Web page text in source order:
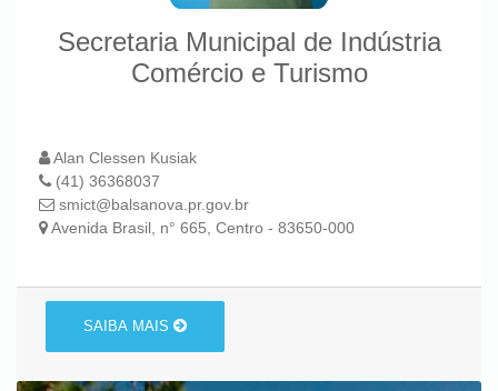
Secretaria Municipal de Indústria
Comércio e Turismo
Alan Clessen Kusiak
(41) 36368037
smict@balsanova.pr.gov.br
Avenida Brasil, n° 665, Centro - 83650-000
SAIBA MAIS